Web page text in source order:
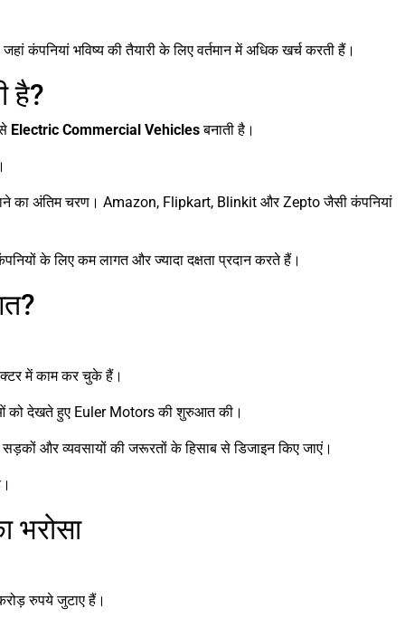
कंपनियां भविष्य की तैयारी के लिए वर्तमान में अधिक खर्च करती हैं।
है?
Electric Commercial Vehiclesबनाती है।
का अंतिम चरण। Amazon, Flipkart, Blinkit और Zepto जैसी कंपनियां
के लिए कम लागत और ज्यादा दक्षता प्रदान करते हैं।
में काम कर चुके हैं।
को देखते हुए Euler Motors की शुरुआत की।
और व्यवसायों की जरूरतों के हिसाब से डिजाइन किए जाएं।
रुपये जुटाए हैं।